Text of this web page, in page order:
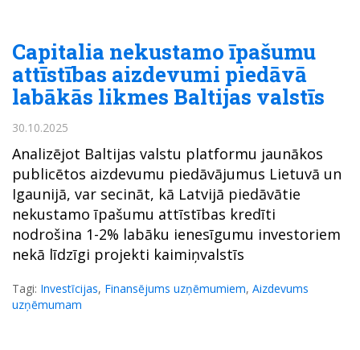
Capitalia nekustamo īpašumu
attīstības aizdevumi piedāvā
labākās likmes Baltijas valstīs
30.10.2025
Analizējot Baltijas valstu platformu jaunākos
publicētos aizdevumu piedāvājumus Lietuvā un
Igaunijā, var secināt, kā Latvijā piedāvātie
nekustamo īpašumu attīstības kredīti
nodrošina 1-2% labāku ienesīgumu investoriem
nekā līdzīgi projekti kaimiņvalstīs
Tagi: Investīcijas, Finansējums uzņēmumiem, Aizdevums
uzņēmumam